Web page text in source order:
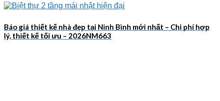
Báo giá thiết kế nhà đẹp tại Ninh Bình mới nhất – Chi phí hợp
lý, thiết kế tối ưu – 2026NM663